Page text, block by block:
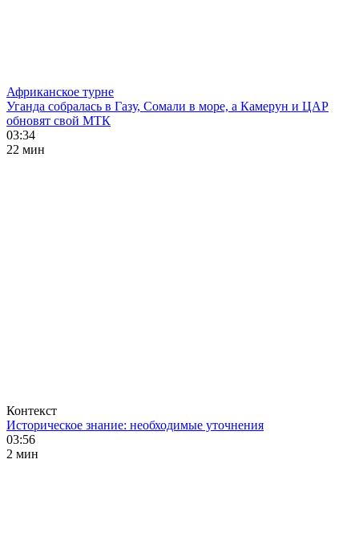
Африканское турне
Уганда собралась в Газу, Сомали в море, а Камерун и ЦАР
обновят свой МТК
03:34
22 мин
Контекст
Историческое знание: необходимые уточнения
03:56
2 мин